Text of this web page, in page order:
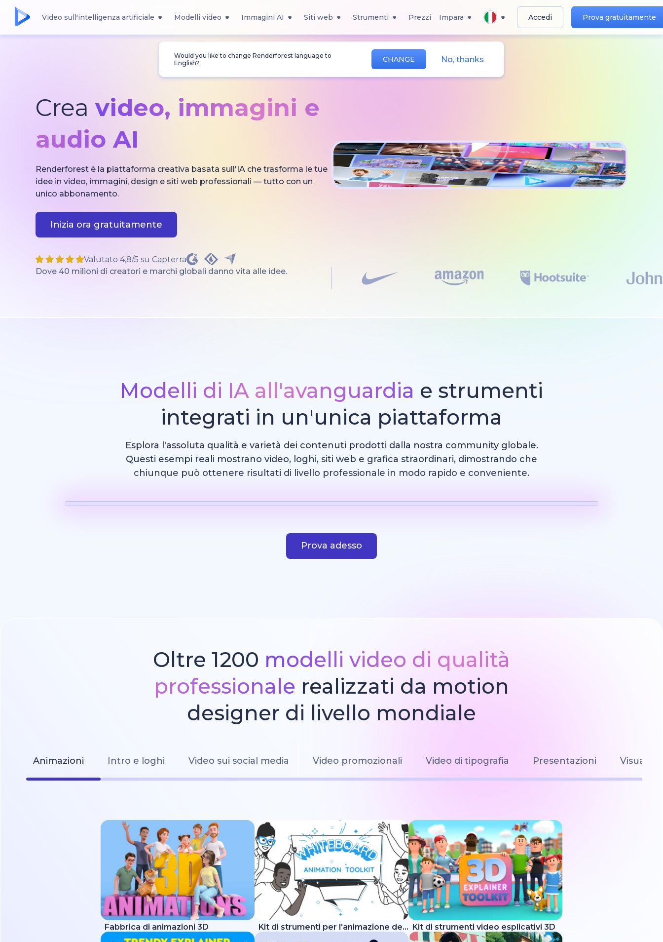
Video sull'intelligenza artificiale Modelli video Immagini AI Siti web Strumenti Prezzi Impara Accedi Prova gratuitamente
Would you like to change Renderforest language to
English?
CHANGE No, thanks
Crea video, immagini e
audio AI
Renderforest è la piattaforma creativa basata sull'IA che trasforma le tue
idee in video, immagini, design e siti web professionali — tutto con un
unico abbonamento.
Inizia ora gratuitamente
Valutato 4,8/5 su Capterra
Dove 40 milioni di creatori e marchi globali danno vita alle idee.
Modelli di IA all'avanguardia e strumenti
integrati in un'unica piattaforma
Esplora l'assoluta qualità e varietà dei contenuti prodotti dalla nostra community globale.
Questi esempi reali mostrano video, loghi, siti web e grafica straordinari, dimostrando che
chiunque può ottenere risultati di livello professionale in modo rapido e conveniente.
Prova adesso
Oltre 1200 modelli video di qualità
professionale realizzati da motion
designer di livello mondiale
Animazioni Intro e loghi Video sui social media Video promozionali Video di tipografia Presentazioni
Fabbrica di animazioni 3D Kit di strumenti per l'animazione della lavagna Kit di strumenti video esplicativi 3D